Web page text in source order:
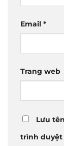
Email *
Trang web
Lưu
trình duyệt